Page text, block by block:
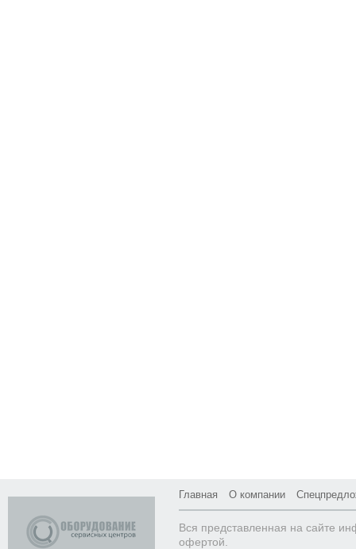
Главная О компании
Вся представленная на сайте
офертой.